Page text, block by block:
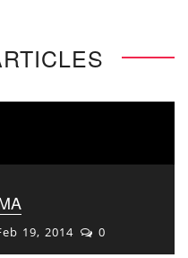
19, 2014 0